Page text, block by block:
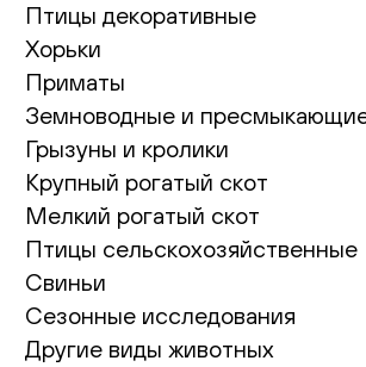
Птицы декоративные
Хорьки
Приматы
Земноводные и
Грызуны и кролики
Крупный рогатый скот
Мелкий рогатый скот
Птицы сельскохозяйственные
Свиньи
Сезонные исследования
Другие виды животных